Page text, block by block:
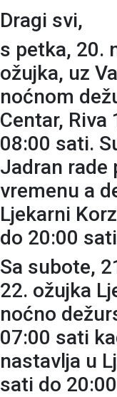
Dragi svi,
s petka, 20.
ožujka, uz
noćnom
Centar,
08:00 sati.
Jadran rade
vremenu a
Ljekarni
do 20:00
Sa subote,
22. ožujka
noćno
07:00 sati
nastavlja u
sati do